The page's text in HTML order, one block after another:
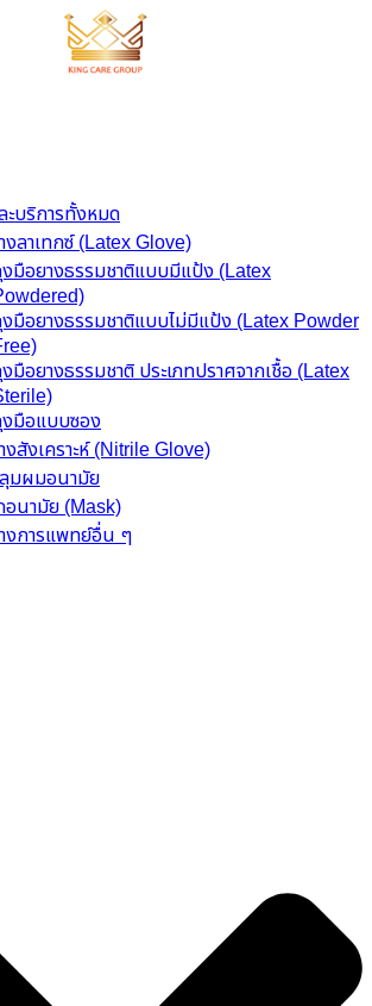
ะบริการทั้งหมด
งลาเทกซ์ (Latex Glove)
มือยางธรรมชาติแบบมีแป้ง (Latex
มือยางธรรมชาติแบบไม่มีแป้ง (Latex Powder
มือยางธรรมชาติ ประเภทปราศจากเชื้อ (Latex
มือแบบซอง
งสังเคราะห์ (Nitrile Glove)
มผมอนามัย
อนามัย (Mask)
งการแพทย์อื่น ๆ